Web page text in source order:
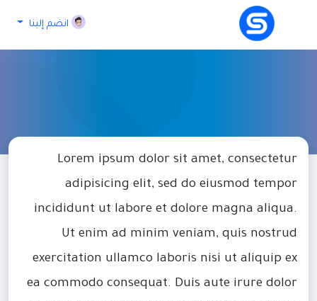
انضم إلينا
Lorem ipsum dolor sit amet, consectetur
adipisicing elit, sed do eiusmod tempor
incididunt ut labore et dolore magna aliqua.
Ut enim ad minim veniam, quis nostrud
exercitation ullamco laboris nisi ut aliquip ex
ea commodo consequat. Duis aute irure dolor